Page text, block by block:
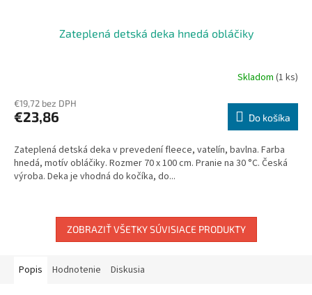
Zateplená detská deka hnedá obláčiky
Skladom (1 ks)
€19,72 bez DPH
€23,86 Do košíka
Zateplená detská deka v prevedení fleece, vatelín, bavlna. Farba
hnedá, motív obláčiky. Rozmer 70 x 100 cm. Pranie na 30 °C. Česká
výroba. Deka je vhodná do kočíka, do...
ZOBRAZIŤ VŠETKY SÚVISIACE PRODUKTY
Popis Hodnotenie Diskusia